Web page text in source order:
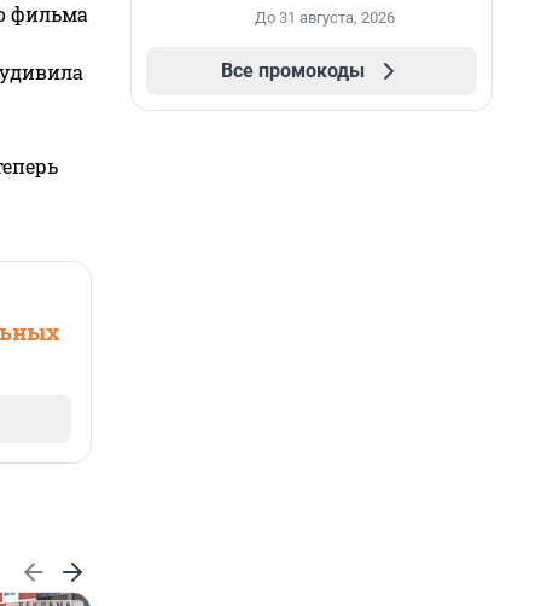
фильма
До 31 августа, 2026
Все промокоды